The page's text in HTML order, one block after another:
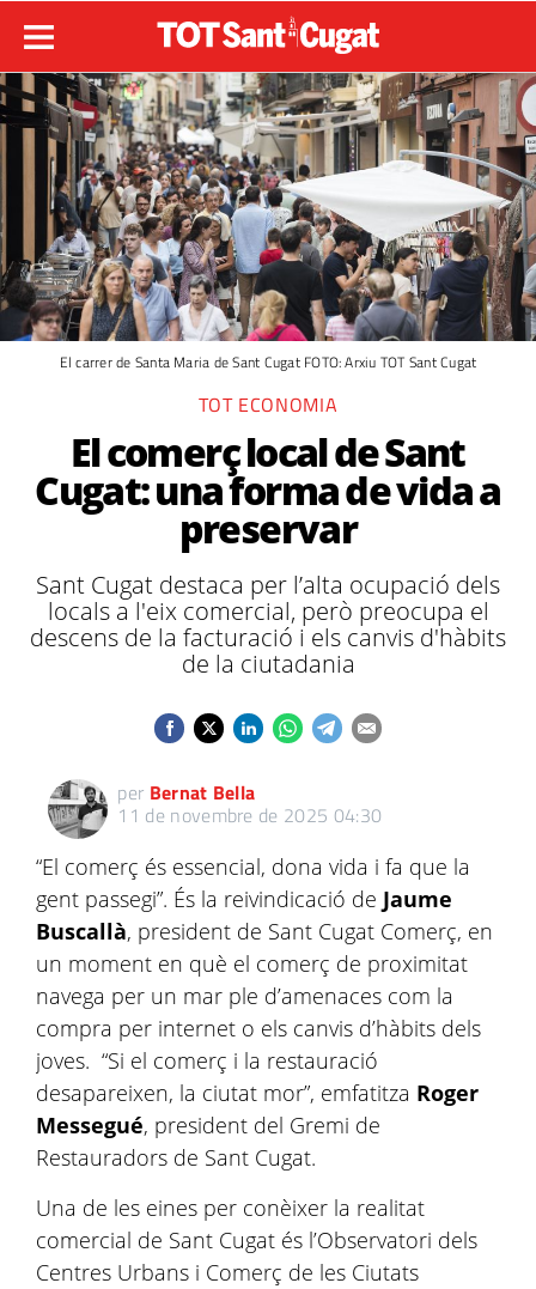
El carrer de Santa Maria de Sant Cugat FOTO: Arxiu TOT Sant Cugat
TOT ECONOMIA
El comerç local de Sant
Cugat: una forma de vida a
preservar
Sant Cugat destaca per l’alta ocupació dels
locals a l'eix comercial, però preocupa el
descens de la facturació i els canvis d'hàbits
de la ciutadania
per Bernat Bella
11 de novembre de 2025 04:30
“El comerç és essencial, dona vida i fa que la
gent passegi”. És la reivindicació de Jaume
Buscallà, president de Sant Cugat Comerç, en
un moment en què el comerç de proximitat
navega per un mar ple d’amenaces com la
compra per internet o els canvis d’hàbits dels
joves. “Si el comerç i la restauració
desapareixen, la ciutat mor”, emfatitza Roger
Messegué, president del Gremi de
Restauradors de Sant Cugat.
Una de les eines per conèixer la realitat
comercial de Sant Cugat és l’Observatori dels
Centres Urbans i Comerç de les Ciutats